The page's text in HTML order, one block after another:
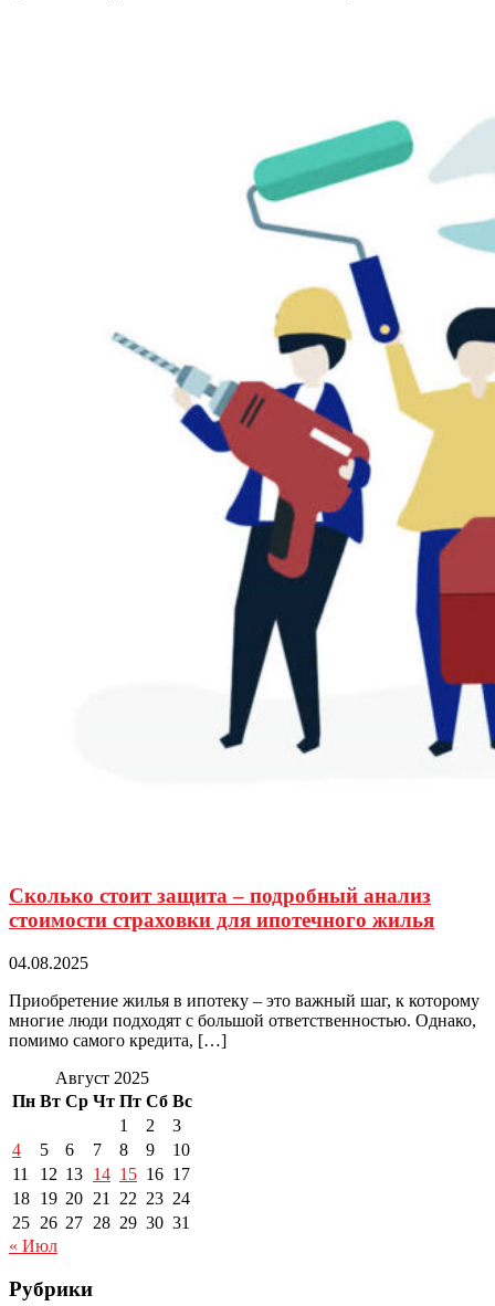
Сколько стоит защита – подробный анализ
стоимости страховки для ипотечного жилья
04.08.2025
Приобретение жилья в ипотеку – это важный шаг, к которому
многие люди подходят с большой ответственностью. Однако,
помимо самого кредита, […]
Август 2025
Пн Вт Ср Чт Пт Сб Вс
1
2
3
4
5 6 7 8 9
10
11
12 13 14 15 16 17
18 19 20 21 22 23 24
25 26 27 28 29 30 31
« Июл
Рубрики